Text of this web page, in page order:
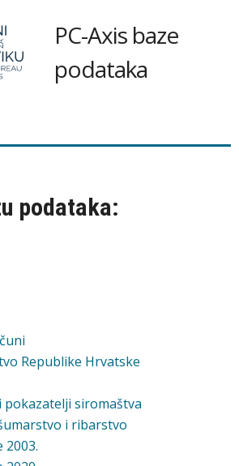
PC-Axis baze
podataka
podataka:
Republike Hrvatske
siromaštva
i ribarstvo